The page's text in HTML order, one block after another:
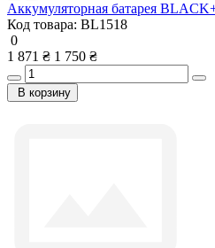
Аккумуляторная батарея
Код товара: BL1518
0
1 871 ₴ 1 750 ₴
В корзину